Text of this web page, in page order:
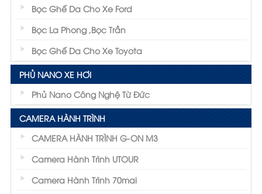
Bọc Ghế Da Cho Xe Ford
Bọc La Phong ,Bọc Trần
Bọc Ghế Da Cho Xe Toyota
PHỦ NANO XE HƠI
Phủ Nano Công Nghệ Từ Đức
CAMERA HÀNH TRÌNH
CAMERA HÀNH TRÌNH G-ON M3
Camera Hành Trình UTOUR
Camera Hành Trình 70mai